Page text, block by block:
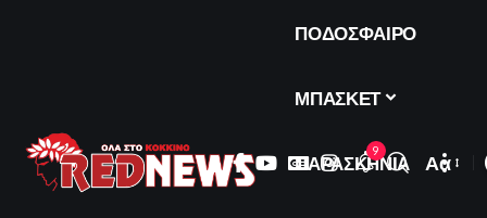
ΠΟΔΟΣΦΑΙΡΟ
ΜΠΑΣΚΕΤ
ΠΑΡΑΣΚΗΝΙΑ
9
Font
Αα